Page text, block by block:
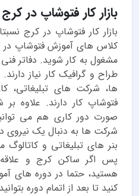
بازار کار فتوشاپ در کرج
بازار کار فتوشاپ در کرج
کلاس های آموزش فتوشاپ در
مشغول به کار شوید. دفاتر
طراح و گرافیک کار نیاز
ها، شرکت های تبلیغاتی،
فتوشاپ کار دارند. علاوه
صورت دور کاری هم می
شرکت ها به دنبال یک نیروی
بنر های تبلیغاتی و
پس اگر ساکن کرج و
هستید، حتما در دوره های
کنید تا بعد از اتمام دوره